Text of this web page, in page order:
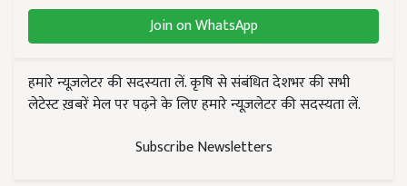
Join on WhatsApp
हमारे न्यूज़लेटर की सदस्यता लें. कृषि से संबंधित देशभर की सभी
लेटेस्ट ख़बरें मेल पर पढ़ने के लिए हमारे न्यूज़लेटर की सदस्यता लें.
Subscribe Newsletters